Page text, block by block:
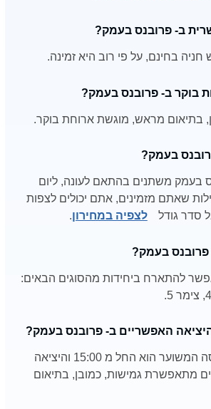
ב- פרובנס בעמק?
בחינם, על פי רוב היא זמינה.
בוקר ב- פרובנס בעמק?
בתיאום מראש, מוגשת ארוחת בוקר.
בעמק?
בעמק משתנים בהתאם לעונה, ליום
שאתם מזמינים, אתם יכולים לצפות
סדר גודל
לצפיה במחירון.
פרובנס בעמק?
להתארח ביחידות מהסוגים הבאים:
האפשריים ב- פרובנס בעמק?
על פי רוב זמן הכניסה המשוער הוא החל מ 15:00 והיציאה
לעיתים מתאפשרת גמישות, כמובן, בתיאום